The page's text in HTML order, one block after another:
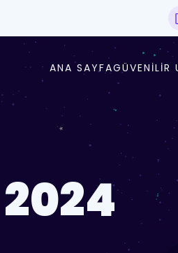
ANA SAYFAGÜVENILIR